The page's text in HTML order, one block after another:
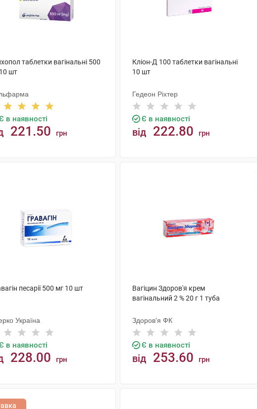
таблетки вагінальні 500
шт
в наявності
221.50 грн
Кліон-Д 100 таблетки вагінальні
10 шт
Гедеон Ріхтер
Є в наявності
від 222.80 грн
песарії 500 мг 10 шт
Україна
в наявності
228.00 грн
Вагіцин Здоров'я крем
вагінальний 2 % 20 г 1 туба
Здоров'я ФК
Є в наявності
від 253.60 грн